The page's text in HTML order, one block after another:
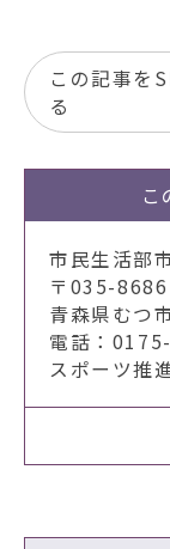
この記事を
る
こ
市民生活部
〒035-8686
青森県むつ
電話：
スポーツ推